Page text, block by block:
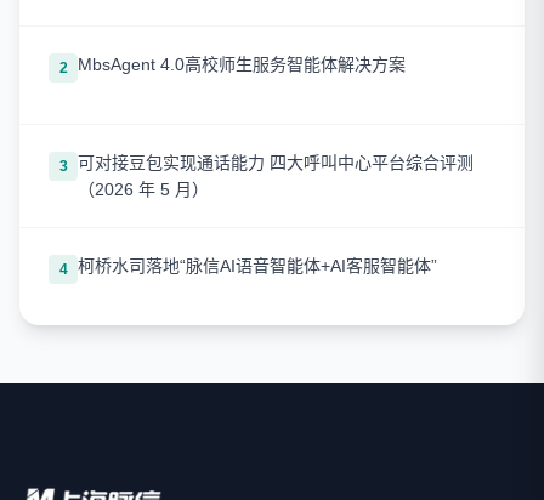
2 MbsAgent 4.0高校师生服务智能体解决方案
3
可对接豆包实现通话能力 四大呼叫中心平台综合评测
（2026 年 5 月）
4 柯桥水司落地“脉信AI语音智能体+AI客服智能体”